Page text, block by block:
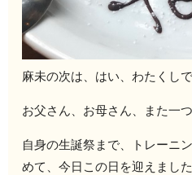
麻未の次は、はい、わたくしで
お父さん、お母さん、また一
自身の生誕祭まで、トレーニ
めて、今日この日を迎えました